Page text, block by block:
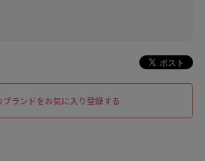
ブランドをお気に入り登録する